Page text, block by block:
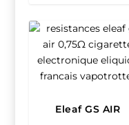
Eleaf GS AIR